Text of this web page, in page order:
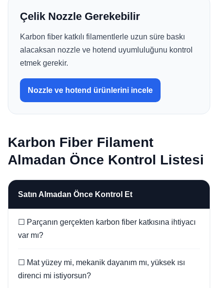
Çelik Nozzle Gerekebilir
Karbon fiber katkılı filamentlerle uzun süre baskı
alacaksan nozzle ve hotend uyumluluğunu kontrol
etmek gerekir.
Nozzle ve hotend ürünlerini incele
Karbon Fiber Filament
Almadan Önce Kontrol Listesi
Satın Almadan Önce Kontrol Et
☐ Parçanın gerçekten karbon fiber katkısına ihtiyacı
var mı?
☐ Mat yüzey mi, mekanik dayanım mı, yüksek ısı
direnci mi istiyorsun?